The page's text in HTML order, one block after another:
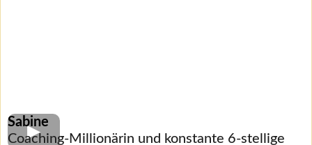
Sabine
Coaching-Millionärin und konstante 6-stellige